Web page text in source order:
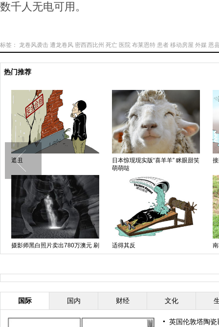
数千人无电可用。
标签： 龙卷风袭击 遭龙卷风 密西西比州 死亡 医院 布莱恩特 患者 移动房屋 外媒 恩
热门推荐
遮丑
日本惊现现实版“喜羊羊” 眯眼甜笑
萌萌哒
摄影师黑白照片卖出780万澳元 刷
新世界纪录
适得其反
国际 国内 财经 文化
英国伦敦塔陶